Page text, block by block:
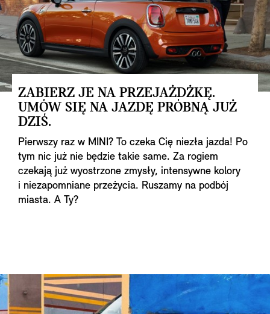
ZABIERZ JE NA PRZEJAŻDŻKĘ.
UMÓW SIĘ NA JAZDĘ PRÓBNĄ JUŻ
DZIŚ.
Pierwszy raz w MINI? To czeka Cię niezła jazda! Po
tym nic już nie będzie takie same. Za rogiem
czekają już wyostrzone zmysły, intensywne kolory
i niezapomniane przeżycia. Ruszamy na podbój
miasta. A Ty?